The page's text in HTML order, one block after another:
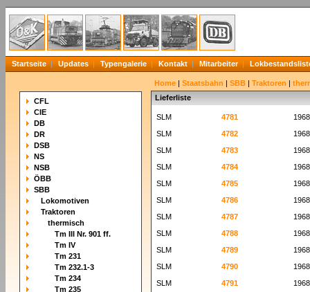
Startseite Updates Typengalerie Kontakt Mitarbeiter
CFL
CIE
DB
DR
DSB
NS
NSB
ÖBB
SBB
Lokomotiven
Traktoren
thermisch
Tm III Nr. 901 ff.
Tm IV
Tm 231
Tm 232.1-3
Tm 234
Tm 235
Home | Staatsbahn | SBB | Traktoren |
Lieferliste
SLM 4781
1968
SLM
4782
1968
SLM
4783
1968
SLM
4784
1968
SLM
4785
1968
SLM
4786
1968
SLM
4787
1968
SLM
4788
1968
SLM
4789
1968
SLM
4790
1968
SLM
4791
1968